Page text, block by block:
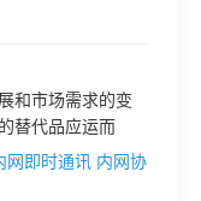
和市场需求的变
替代品应运而
秋的替代品进行
助企业和团队找
网即时通讯 内网协